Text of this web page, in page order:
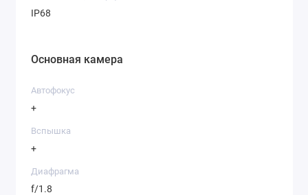
IP68
Основная камера
Автофокус
+
Вспышка
+
Диафрагма
f/1.8